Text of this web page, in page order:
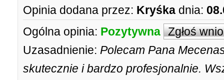
Opinia dodana przez: Kryśka dnia:
Ogólna opinia: Pozytywna Zgłoś
Uzasadnienie: Polecam Pana
skutecznie i bardzo profesjonalnie.